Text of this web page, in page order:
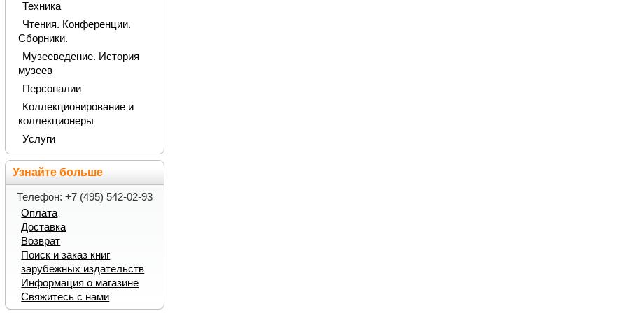
Техника
Чтения. Конференции.
Сборники.
Музееведение. История
музеев
Персоналии
Коллекционирование и
коллекционеры
Услуги
Узнайте больше
Телефон: +7 (495) 542-02-93
Оплата
Доставка
Возврат
Поиск и заказ книг
зарубежных издательств
Информация о магазине
Свяжитесь с нами